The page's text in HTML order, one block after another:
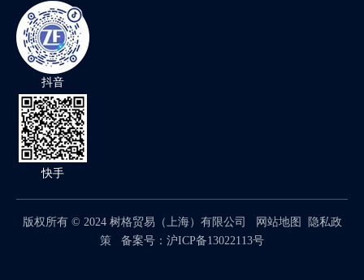
产品咨询
抖音
快手
版权所有 © 2024树格贸易（上海）有限公司 网站地图
隐私政
策 备案号： 沪ICP备13022113号